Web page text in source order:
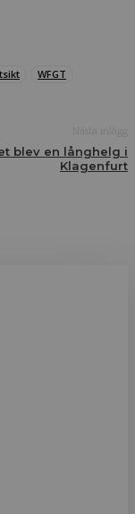
WFGT
blev en långhelg i
Klagenfurt